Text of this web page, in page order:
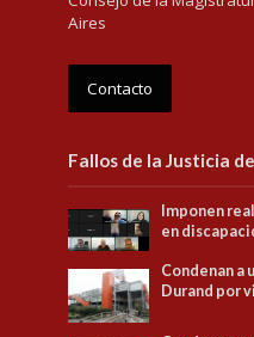
Aires
Contacto
Fallos de la Justicia
Imponen
en
Condenan a
Durand por